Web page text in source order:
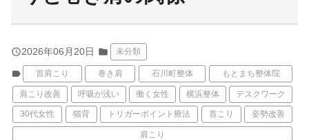
query_builder2026年06月20日 folder 未分類
label 首肩こり 巻き肩 石川町整体 もとまち整体院
肩こり改善 呼吸が浅い 働く女性 横浜整体 デスクワーク
30代女性 猫背 トリガーポイント療法 首こり 姿勢改善
肩こり